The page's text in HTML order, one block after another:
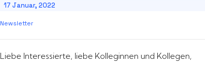
17 Januar, 2022
Newsletter
Liebe Interessierte, liebe Kolleginnen und Kollegen,